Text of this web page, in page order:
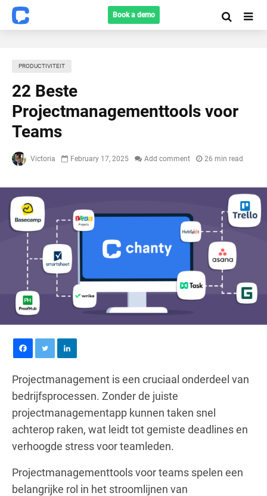
Book a demo
PRODUCTIVITEIT
22 Beste
Projectmanagementtools voor
Teams
Victoria February 17, 2025 Add comment 26 min read
Projectmanagement is een cruciaal onderdeel van
bedrijfsprocessen. Zonder de juiste
projectmanagementapp kunnen taken snel
achterop raken, wat leidt tot gemiste deadlines en
verhoogde stress voor teamleden.
Projectmanagementtools voor teams spelen een
belangrijke rol in het stroomlijnen van